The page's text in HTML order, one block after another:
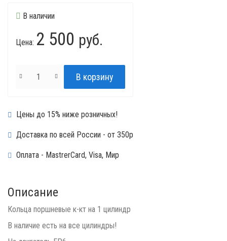
В наличии
Цена: 2 500 руб.
Цены до 15% ниже розничных!
Доставка по всей России - от 350р
Оплата - MastrerCard, Visa, Мир
Описание
Кольца поршневые к-кт на 1 цилиндр
В наличие есть на все цилиндры!